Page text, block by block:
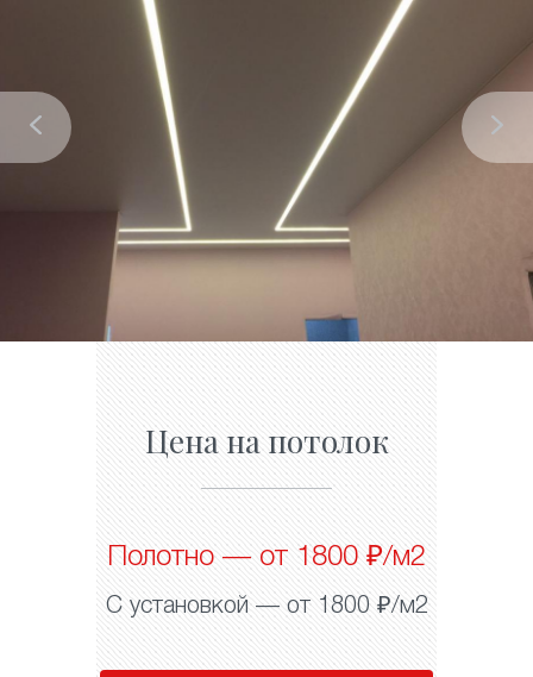
Цена на потолок
Полотно — от 1800 ₽/м2
С установкой — от 1800 ₽/м2